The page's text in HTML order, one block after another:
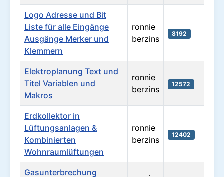
Logo Adresse und Bit
Liste für alle Eingänge
Ausgänge Merker und
Klemmern
ronnie
berzins
8192
Elektroplanung Text und
Titel Variablen und
Makros
ronnie
berzins
12572
Erdkollektor in
Lüftungsanlagen &
Kombinierten
Wohnraumlüftungen
ronnie
berzins
12402
Gasunterbrechung